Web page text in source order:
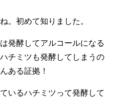
。初めて知りました。
発酵してアルコールになる
チミツも発酵してしまうの
ある証拠！
いるハチミツって発酵して